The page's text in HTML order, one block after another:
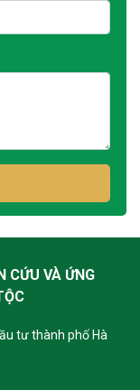
CỨU VÀ ỨNG
tư thành phố Hà